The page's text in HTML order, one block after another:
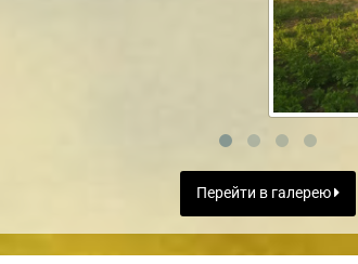
Перейти в галерею